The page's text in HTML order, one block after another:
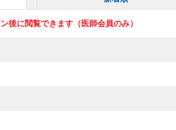
後に閲覧できます（医師会員のみ）